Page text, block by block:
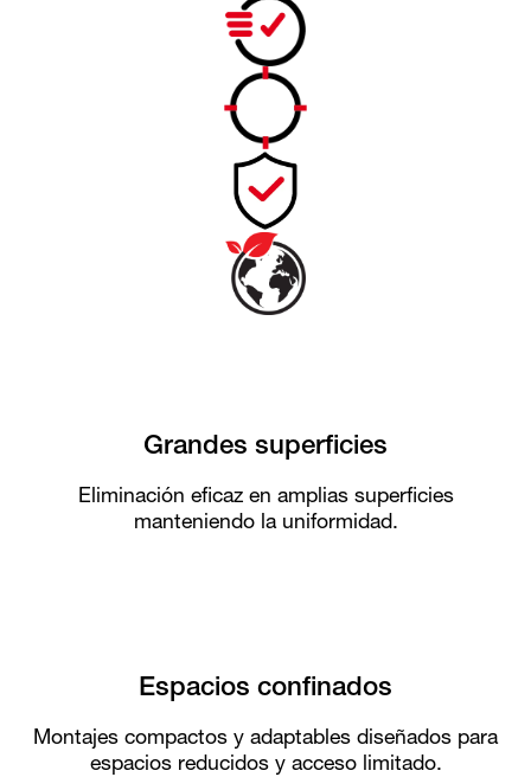
Grandes superficies
Eliminación eficaz en amplias superficies
manteniendo la uniformidad.
Espacios confinados
Montajes compactos y adaptables diseñados para
espacios reducidos y acceso limitado.